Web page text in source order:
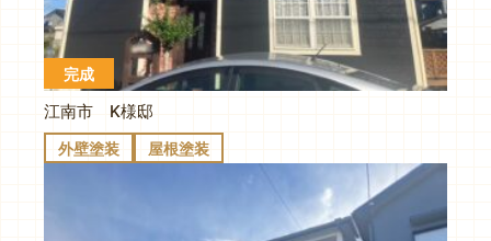
完成
江南市 K様邸
外壁塗装 屋根塗装